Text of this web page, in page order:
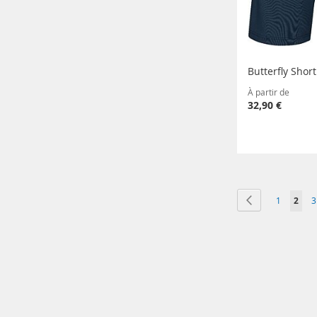
Butterfly
À partir de
32,90 €
PagePrécédent
Page
1 Vous
2 3